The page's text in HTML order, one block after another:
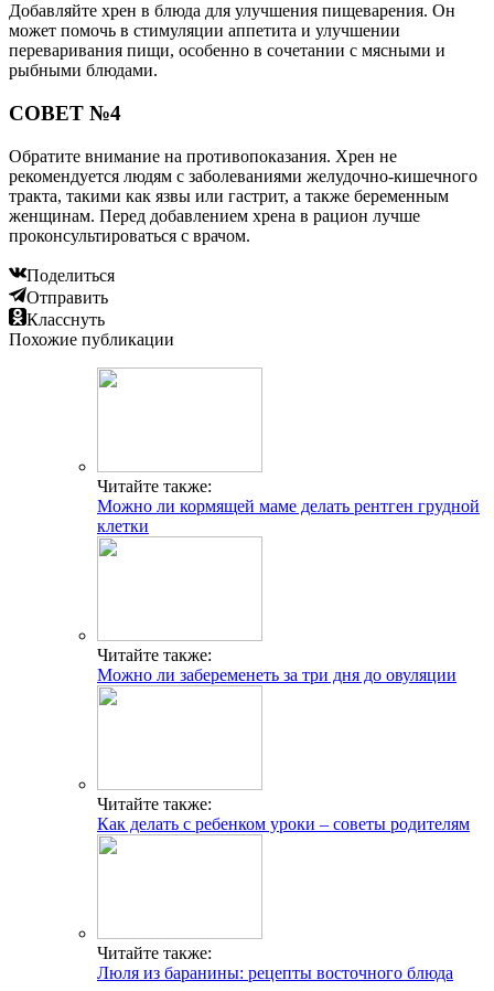
Добавляйте хрен в блюда для улучшения пищеварения. Он
может помочь в стимуляции аппетита и улучшении
переваривания пищи, особенно в сочетании с мясными и
рыбными блюдами.
СОВЕТ №4
Обратите внимание на противопоказания. Хрен не
рекомендуется людям с заболеваниями желудочно-кишечного
тракта, такими как язвы или гастрит, а также беременным
женщинам. Перед добавлением хрена в рацион лучше
проконсультироваться с врачом.
Поделиться
Отправить
Класснуть
Похожие публикации
Читайте также:
Можно ли кормящей маме делать рентген грудной
клетки
Читайте также:
Можно ли забеременеть за три дня до овуляции
Читайте также:
Как делать с ребенком уроки – советы родителям
Читайте также:
Люля из баранины: рецепты восточного блюда